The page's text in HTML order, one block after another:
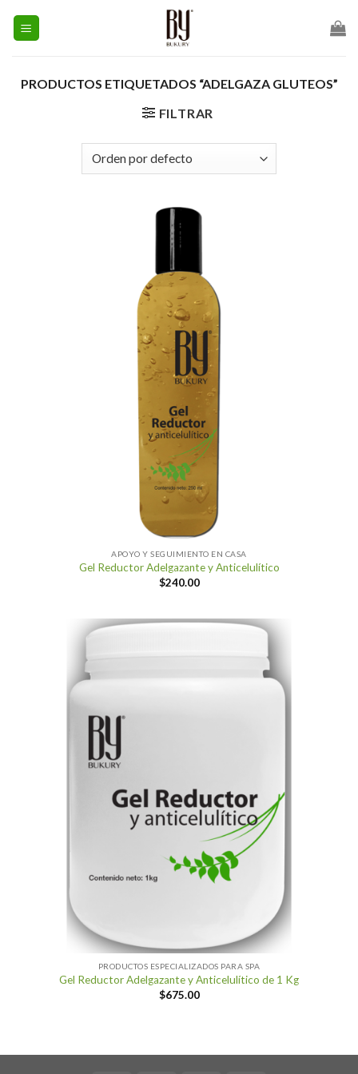
PRODUCTOS ETIQUETADOS “ADELGAZA GLUTEOS”
FILTRAR
APOYO Y SEGUIMIENTO EN CASA
Gel Reductor Adelgazante y Anticelulítico
$240.00
PRODUCTOS ESPECIALIZADOS PARA SPA
Gel Reductor Adelgazante y Anticelulítico de 1 Kg
$675.00